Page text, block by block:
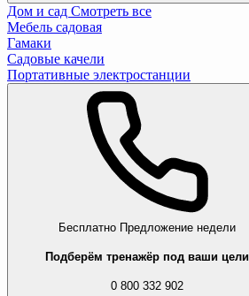
Дом и сад Смотреть все
Мебель садовая
Гамаки
Садовые качели
Портативные электростанции
Бесплатно Предложение недели
Подберём тренажёр под ваши цели
0 800 332 902